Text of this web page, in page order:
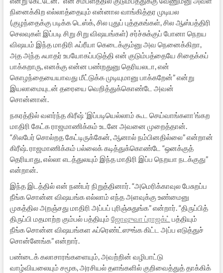
நினைக்கிற எல்லாத்தையும் என்னால வாங்கித்தர முடியல
(குழந்தைக்கு படிக்க டெஸ்க், சில புதுப் புத்தகங்கள், சில ஆஸ்பத்திரி
செலவுகள் இப்படி சிறு சிறு விஷயங்கள்) சர்ச்சுக்குப் போனா நெறய
விஷயம் இந்த மாதிரி ஃப்ரீயா கெடைக்கும்னு அவ நெனைக்கிறா,
அத அந்த ஃபாதர் உபயோகப்படுத்தி என் குடும்பத்தையே சிதைக்கப்
பாக்கறாரு, எனக்கு என்ன பண்றதுனு தெரியலடா, என்
கொழந்தையையாவது மீட்டுக்க முடியுமானு பாக்கறேன்” என்று
இயலாமையுடன் தரையை வெறித்துக்கொண்டே அவன்
சொன்னான்.
நகரத்தில் வளர்ந்த கிரீஷ் ‘இப்படியெல்லாம் கூட செய்வாங்களா’ங்கற
மாதிரி கேட்க ராஜமாணிக்கம் உடனே அவனை முறைத்தான்.
“சிலபேர் சொல்றத கேட்டிருக்கேன், ஆனால் நம்பினதில்லை” என்றான்
கிரீஷ். ராஜமாணிக்கம் பல்லைக் கடித்துக்கொண்டே “ஒனக்குத்
தெரியாது, எல்லா எடத்துலயும் இந்த மாதிரி இப்ப நெறயா நடக்குது”
என்றான்.
இந்த இடத்தில் என் நண்பர் நிறுத்தினார். “அமெரிக்காவுல பேசுறப்ப
நீங்க சொன்ன விஷயங்க எல்லாம் எந்த அளவுக்கு உண்மைனு
முகத்தில அறஞ்சது மாதிரி அப்பப் புரிஞ்சுதுங்க” என்றார். “திருப்பித்
திருப்பி மதமாற்ற கும்பல் பத்தியும் ஜோஷுவா ப்ராஜக்ட் பத்தியும்
நீங்க சொன்ன விஷயங்கள ஃப்ரெண்ட்ஸுங்க கிட்ட அப்ப எடுத்துச்
சொன்னேங்க” என்றார்.
பண்டைக் கலாசாரங்களையும், அவற்றின் வழிபாட்டு
வாழ்வியலையும் சமூக, அரசியல் தளங்களில் குறிவைத்துத் தாக்கிக்